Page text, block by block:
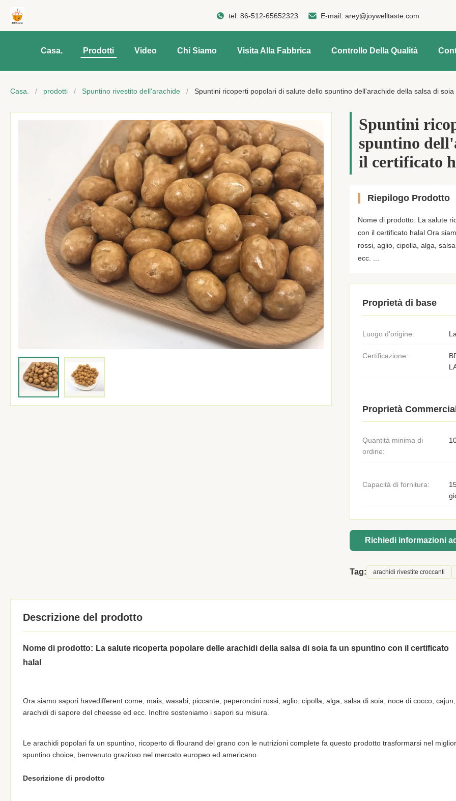
tel:86-512-65652323 E-mail:arey@joywelltaste.com
Casa. Prodotti Video Chi Siamo Visita Alla Fabbrica Controllo Della Qualità
Casa. / prodotti / Spuntino rivestito dell'arachide / Spuntini ricoperti popolari di salute dello spuntino dell'arachide della salsa di
Spuntini
spuntino
il certificato
Riepilogo Prodotto
Nome di prodotto: La salute
con il certificato halal Ora
rossi, aglio, cipolla, alga,
ecc. ...
Proprietà di base
Luogo d'origine:
Certificazione:
Proprietà
Quantità minima di
ordine:
Capacità di fornitura:
Richiedi informazioni
Tag: arachidi rivestite croccanti
Descrizione del prodotto
Nome di prodotto: La salute ricoperta popolare delle arachidi della salsa di soia fa un spuntino con il certificato
halal
Ora siamo sapori havedifferent come, mais, wasabi, piccante, peperoncini rossi, aglio, cipolla, alga, salsa di soia, noce di cocco, cajun,
arachidi di sapore del cheesse ed ecc. Inoltre sosteniamo i sapori su misura.
Le arachidi popolari fa un spuntino, ricoperto di flourand del grano con le nutrizioni complete fa questo prodotto trasformarsi nel
spuntino choice, benvenuto grazioso nel mercato europeo ed americano.
Descrizione di prodotto